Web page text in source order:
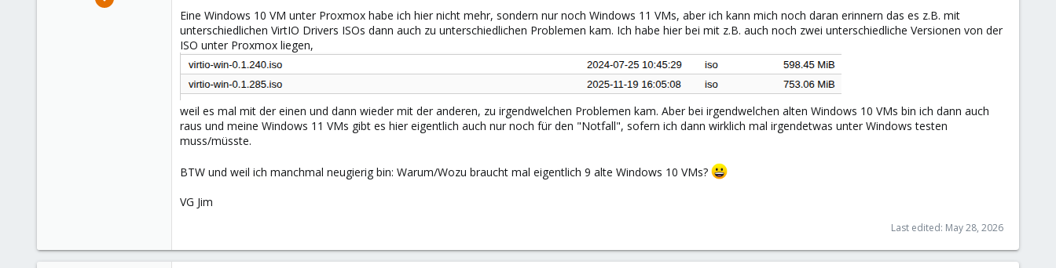
Eine Windows 10 VM unter Proxmox habe ich hier nicht mehr, sondern nur noch Windows 11 VMs, aber ich kann mich noch daran erinnern das es z.B. mit
unterschiedlichen VirtIO Drivers ISOs dann auch zu unterschiedlichen Problemen kam. Ich habe hier bei mit z.B. auch noch zwei unterschiedliche Versionen von der
ISO unter Proxmox liegen,
weil es mal mit der einen und dann wieder mit der anderen, zu irgendwelchen Problemen kam. Aber bei irgendwelchen alten Windows 10 VMs bin ich dann auch
raus und meine Windows 11 VMs gibt es hier eigentlich auch nur noch für den "Notfall", sofern ich dann wirklich mal irgendetwas unter Windows testen
muss/müsste.
BTW und weil ich manchmal neugierig bin: Warum/Wozu braucht mal eigentlich 9 alte Windows 10 VMs?
VG Jim
Last edited: May 28, 2026